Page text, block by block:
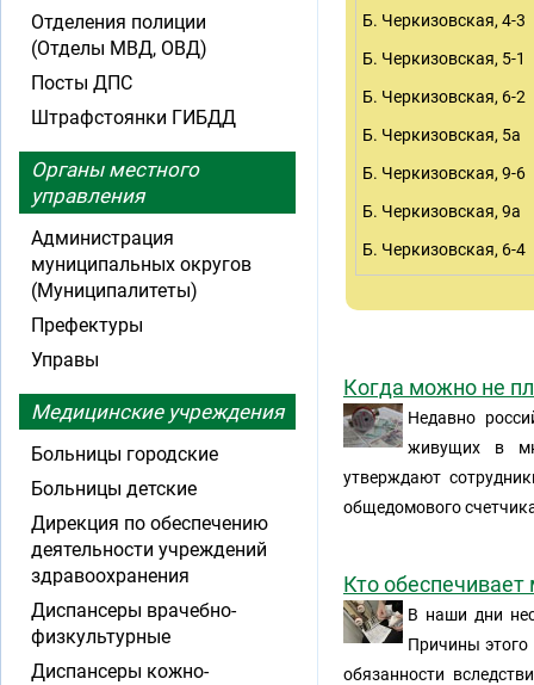
Б. Черкизовская, 4-3
Б. Черкизовская, 5-1
Б. Черкизовская, 6-2
Б. Черкизовская, 5а
Б. Черкизовская, 9-6
Б. Черкизовская, 9а
Б. Черкизовская, 6-4
Когда можно не
Недавно
живущих в
утверждают
общедомового
Кто
В наши дни
Причины этого
обязанности
Отделения полиции
(Отделы МВД, ОВД)
Посты ДПС
Штрафстоянки ГИБДД
Органы местного
управления
Администрация
муниципальных округов
(Муниципалитеты)
Префектуры
Управы
Медицинские учреждения
Больницы городские
Больницы детские
Дирекция по обеспечению
деятельности учреждений
здравоохранения
Диспансеры врачебно-
физкультурные
Диспансеры кожно-